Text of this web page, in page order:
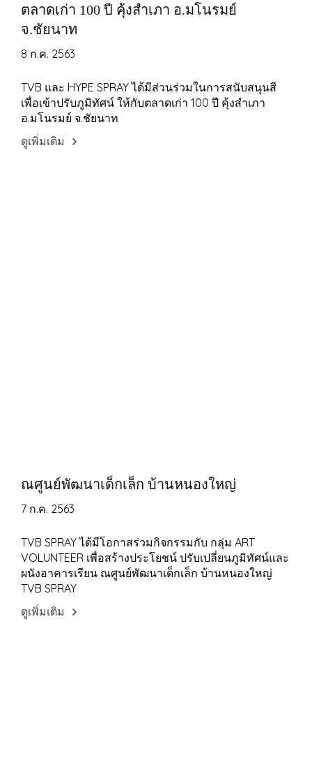
ตลาดเก่า 100 ปี คุ้งสำเภา อ.มโนรมย์
จ.ชัยนาท
8 ก.ค. 2563
TVB และ HYPE SPRAY ได้มีส่วนร่วมในการสนับสนุนสี
เพื่อเข้าปรับภูมิทัศน์ ให้กับตลาดเก่า 100 ปี คุ้งสำเภา
อ.มโนรมย์ จ.ชัยนาท
ดูเพิ่มเติม
ณศูนย์พัฒนาเด็กเล็ก บ้านหนองใหญ่
7 ก.ค. 2563
TVB SPRAY ได้มีโอกาสร่วมกิจกรรมกับ กลุ่ม ART
VOLUNTEER เพื่อสร้างประโยชน์ ปรับเปลี่ยนภูมิทัศน์และ
ผนังอาคารเรียน ณศูนย์พัฒนาเด็กเล็ก บ้านหนองใหญ่
TVB SPRAY
ดูเพิ่มเติม